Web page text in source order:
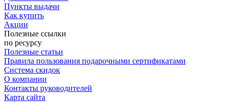
Пункты выдачи
Как купить
Акции
Полезные ссылки
по ресурсу
Полезные статьи
Правила пользования подарочными сертификатами
Система скидок
О компании
Контакты руководителей
Карта сайта